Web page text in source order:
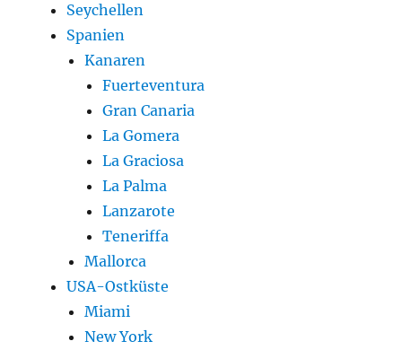
Seychellen
Spanien
Kanaren
Fuerteventura
Gran Canaria
La Gomera
La Graciosa
La Palma
Lanzarote
Teneriffa
Mallorca
USA-Ostküste
Miami
New York